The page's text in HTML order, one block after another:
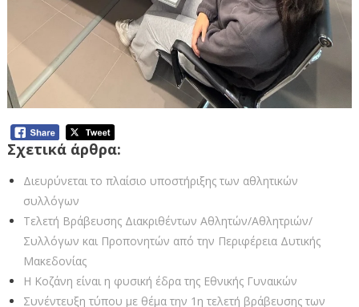
Σχετικά άρθρα:
Διευρύνεται το πλαίσιο υποστήριξης των αθλητικών
συλλόγων
Τελετή Βράβευσης Διακριθέντων Αθλητών/Αθλητριών/
Συλλόγων και Προπονητών από την Περιφέρεια Δυτικής
Μακεδονίας
Η Κοζάνη είναι η φυσική έδρα της Εθνικής Γυναικών
Συνέντευξη τύπου με θέμα την 1η τελετή βράβευσης των